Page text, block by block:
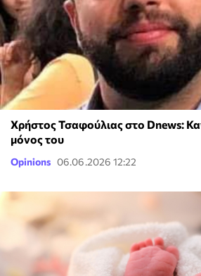
Χρήστος Τσαφούλιας στο Dnews:
μόνος του
Opinions 06.06.2026 12:22